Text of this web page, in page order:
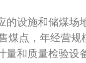
的设施和储煤场
煤点，年经营规
量和质量检验设